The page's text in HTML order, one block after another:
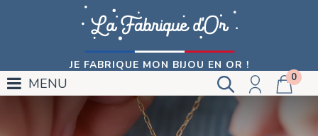
JE FABRIQUE MON BIJOU EN OR !
0
MENU